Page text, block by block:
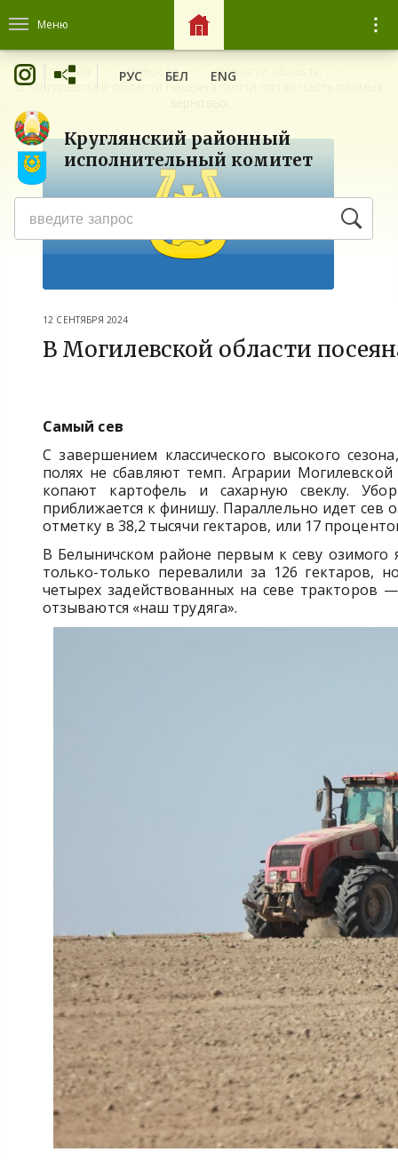
Меню
Круглянский районный
исполнительный комитет
РУС БЕЛ ENG
Главная Новости
Новости области
В Могилевской области посеяна почти пятая часть озимых
12 СЕНТЯБРЯ 2024
В Могилевской области
Самый сев
С завершением классического высокого
полях не сбавляют темп. Аграрии
копают картофель и сахарную свеклу.
приближается к финишу. Параллельно идет сев
отметку в 38,2 тысячи гектаров, или 17
В Белыничском районе первым к севу
только-только перевалили за 126
четырех задействованных на севе тракторов —
отзываются «наш трудяга».